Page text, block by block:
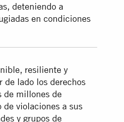
deteniendo a
en condiciones
resiliente y
de lado los derechos
de millones de
de violaciones a sus
y grupos de